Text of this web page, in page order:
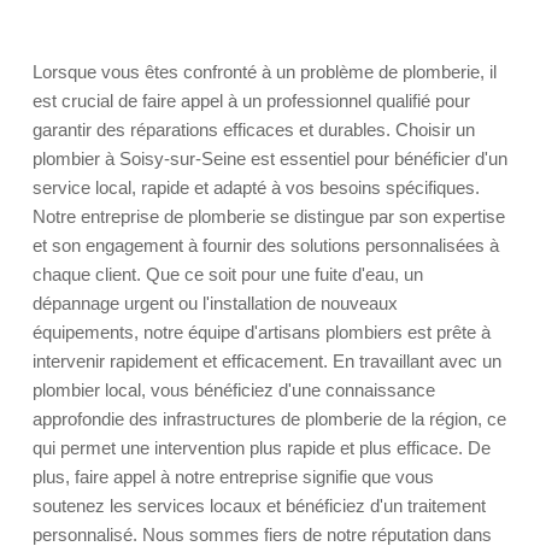
Lorsque vous êtes confronté à un problème de plomberie, il
est crucial de faire appel à un professionnel qualifié pour
garantir des réparations efficaces et durables. Choisir un
plombier à Soisy-sur-Seine est essentiel pour bénéficier d'un
service local, rapide et adapté à vos besoins spécifiques.
Notre entreprise de plomberie se distingue par son expertise
et son engagement à fournir des solutions personnalisées à
chaque client. Que ce soit pour une fuite d'eau, un
dépannage urgent ou l'installation de nouveaux
équipements, notre équipe d'artisans plombiers est prête à
intervenir rapidement et efficacement. En travaillant avec un
plombier local, vous bénéficiez d'une connaissance
approfondie des infrastructures de plomberie de la région, ce
qui permet une intervention plus rapide et plus efficace. De
plus, faire appel à notre entreprise signifie que vous
soutenez les services locaux et bénéficiez d'un traitement
personnalisé. Nous sommes fiers de notre réputation dans